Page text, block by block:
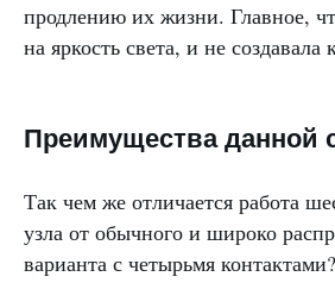
продлению их жизни. Главное,
на яркость света, и не
Преимущества данной
Так чем же отличается работа
узла от обычного и широко
варианта с четырьмя контактами?